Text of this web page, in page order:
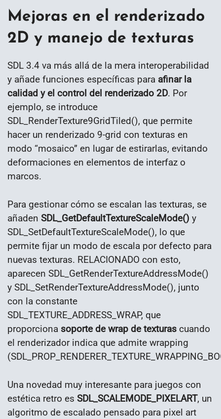
Mejoras en el renderizado
2D y manejo de texturas
SDL 3.4 va más allá de la mera interoperabilidad
y añade funciones específicas para afinar la
calidad y el control del renderizado 2D. Por
ejemplo, se introduce
SDL_RenderTexture9GridTiled(), que permite
hacer un renderizado 9-grid con texturas en
modo “mosaico” en lugar de estirarlas, evitando
deformaciones en elementos de interfaz o
marcos.
Para gestionar cómo se escalan las texturas, se
añaden SDL_GetDefaultTextureScaleMode() y
SDL_SetDefaultTextureScaleMode(), lo que
permite fijar un modo de escala por defecto para
nuevas texturas. RELACIONADO con esto,
aparecen SDL_GetRenderTextureAddressMode()
y SDL_SetRenderTextureAddressMode(), junto
con la constante
SDL_TEXTURE_ADDRESS_WRAP, que
proporciona soporte de wrap de texturas cuando
el renderizador indica que admite wrapping
Una novedad muy interesante para juegos con
estética retro es SDL_SCALEMODE_PIXELART, un
algoritmo de escalado pensado para pixel art